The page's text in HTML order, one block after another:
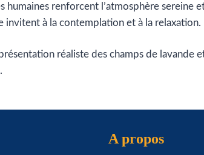
humaines renforcent l’atmosphère sereine
invitent à la contemplation et à la relaxation.
réaliste des champs de lavande
A propos